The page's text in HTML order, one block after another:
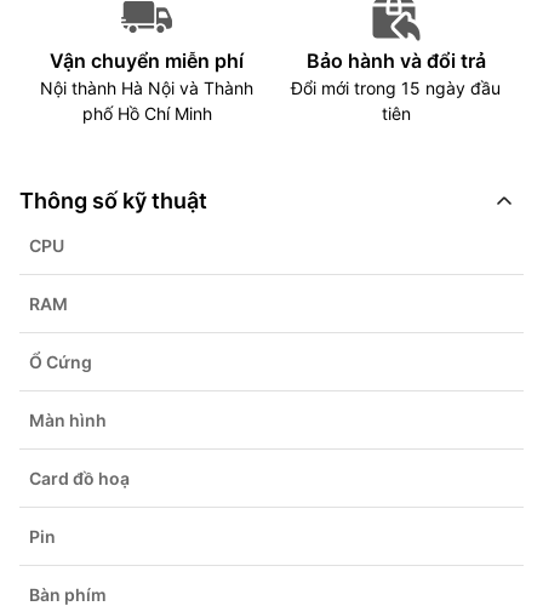
Vận chuyển miễn phí
Nội thành Hà Nội và Thành
phố Hồ Chí Minh
Bảo hành và đổi trả
Đổi mới trong 15 ngày đầu
tiên
Thông số kỹ thuật
CPU
RAM
Ổ Cứng
Màn hình
Card đồ hoạ
Pin
Bàn phím